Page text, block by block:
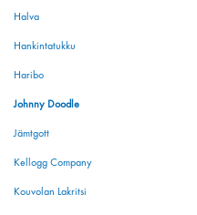
Halva
Hankintatukku
Haribo
Johnny Doodle
Jämtgott
Kellogg Company
Kouvolan Lakritsi